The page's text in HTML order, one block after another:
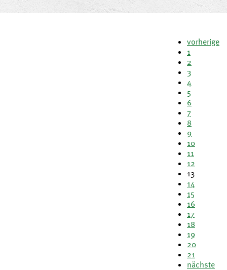
vorherige
1
2
3
4
5
6
7
8
9
10
11
12
13
14
15
16
17
18
19
20
21
nächste